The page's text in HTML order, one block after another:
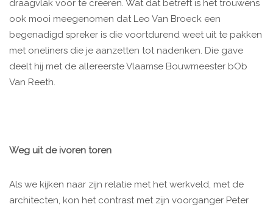
draagvlak voor te creëren. Wat dat betreft is het trouwens
ook mooi meegenomen dat Leo Van Broeck een
begenadigd spreker is die voortdurend weet uit te pakken
met oneliners die je aanzetten tot nadenken. Die gave
deelt hij met de allereerste Vlaamse Bouwmeester bOb
Van Reeth.
Weg uit de ivoren toren
Als we kijken naar zijn relatie met het werkveld, met de
architecten, kon het contrast met zijn voorganger Peter